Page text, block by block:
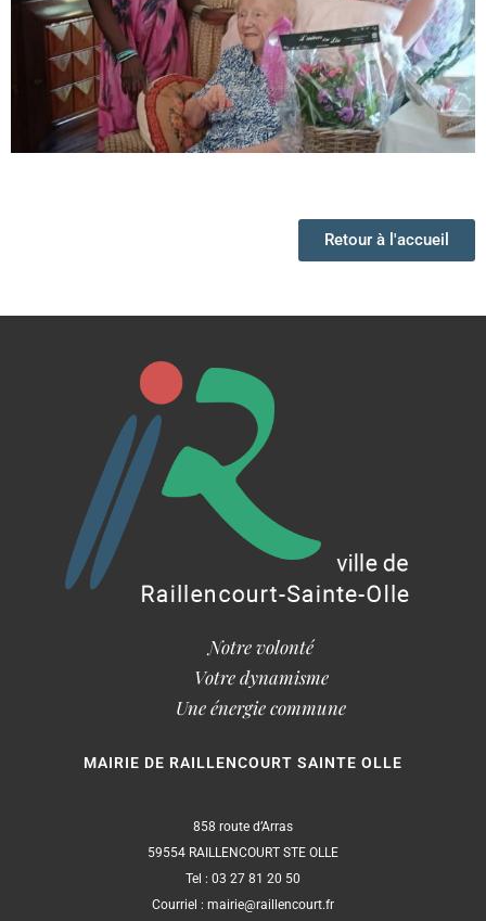
Retour à l'accueil
Notre volonté
Votre dynamisme
Une énergie commune
MAIRIE DE RAILLENCOURT SAINTE OLLE
858 route d’Arras
59554 RAILLENCOURT STE OLLE
Tel : 03 27 81 20 50
Courriel : mairie@raillencourt.fr